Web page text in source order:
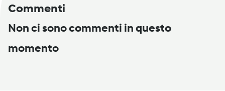
Commenti
Non ci sono commenti in questo
momento